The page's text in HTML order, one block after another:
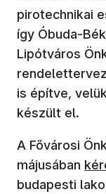
pirotechnikai
így Óbuda-
Lipótváros
is építve,
készült el.
A Fővárosi
májusában
budapesti